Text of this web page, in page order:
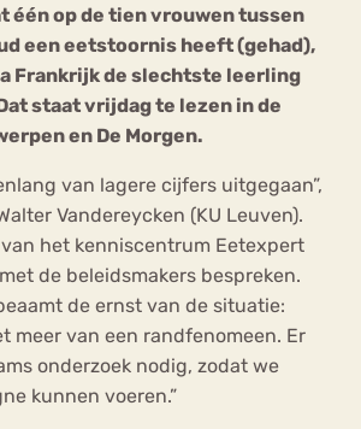
één op de tien vrouwen tussen
een eetstoornis heeft (gehad),
Frankrijk de slechtste leerling
staat vrijdag te lezen in de
en De Morgen.
van lagere cijfers uitgegaan”,
Vandereycken (KU Leuven).
het kenniscentrum Eetexpert
de beleidsmakers bespreken.
de ernst van de situatie:
meer van een randfenomeen. Er
onderzoek nodig, zodat we
kunnen voeren.”
Piekeren Sport
Trauma
Afvallen Angst